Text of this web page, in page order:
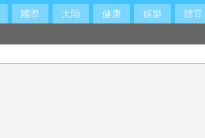
國際 大陸 健康 娛樂 體育